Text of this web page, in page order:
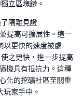
立區塊鏈。
隔離見證
提高可擴展性。這一
以更快的速度被處
之更快，進一步提高
機具有抵抗力。這種
化的挖礦社區至關重
家手中。